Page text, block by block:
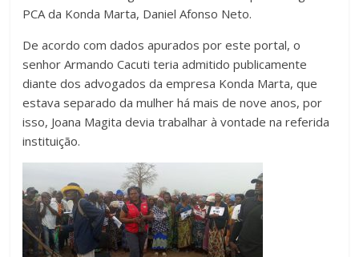
PCA da Konda Marta, Daniel Afonso Neto.
De acordo com dados apurados por este portal, o
senhor Armando Cacuti teria admitido publicamente
diante dos advogados da empresa Konda Marta, que
estava separado da mulher há mais de nove anos, por
isso, Joana Magita devia trabalhar à vontade na referida
instituição.